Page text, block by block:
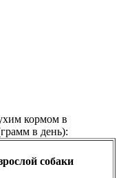
кормом в
в день):
собаки